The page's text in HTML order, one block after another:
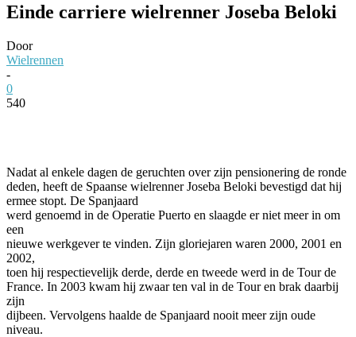
Einde carriere wielrenner Joseba Beloki
Door
Wielrennen
-
0
540
Nadat al enkele dagen de geruchten over zijn pensionering de ronde
deden, heeft de Spaanse wielrenner Joseba Beloki bevestigd dat hij
ermee stopt. De Spanjaard
werd genoemd in de Operatie Puerto en slaagde er niet meer in om
een
nieuwe werkgever te vinden. Zijn gloriejaren waren 2000, 2001 en
2002,
toen hij respectievelijk derde, derde en tweede werd in de Tour de
France. In 2003 kwam hij zwaar ten val in de Tour en brak daarbij
zijn
dijbeen. Vervolgens haalde de Spanjaard nooit meer zijn oude
niveau.